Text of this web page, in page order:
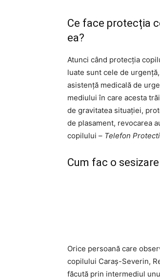
Ce face protecția
ea?
Atunci când protecția
luate sunt cele de
asistență medicală de
mediului în care acesta
de gravitatea situației,
de plasament, revocarea
copilului – Telefon
Cum fac o
Orice persoană care
copilului Caraş-Severin,
făcută prin intermediul